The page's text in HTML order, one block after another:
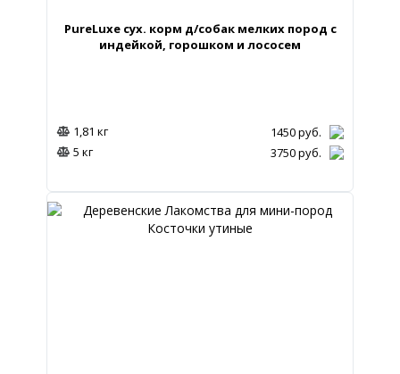
PureLuxe сух. корм д/собак мелких пород с
индейкой, горошком и лососем
1,81 кг 1450руб.
5 кг
3750руб.